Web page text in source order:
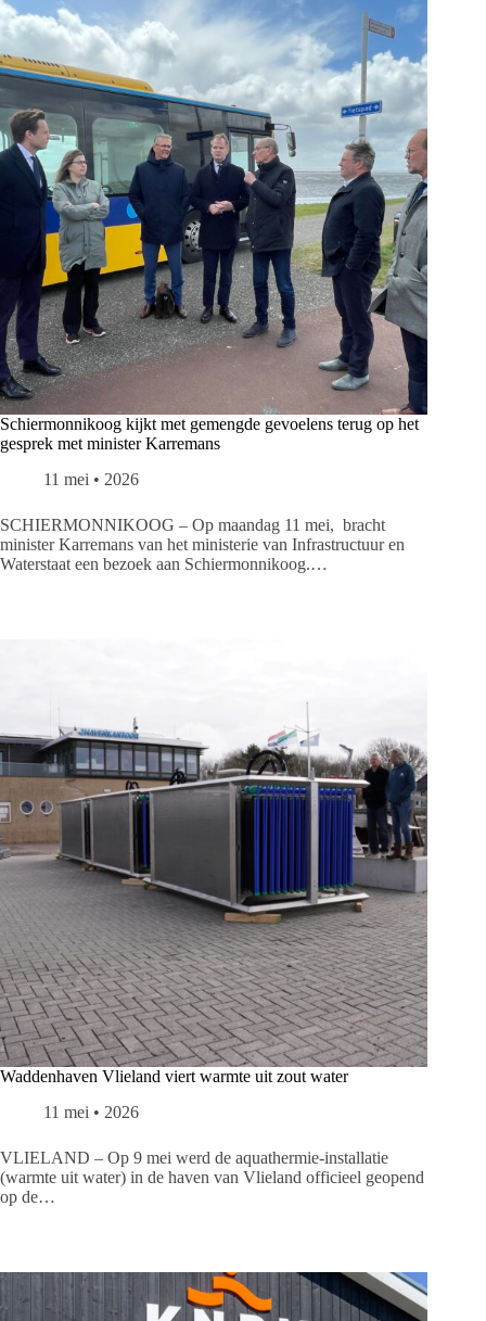
Schiermonnikoog kijkt met gemengde gevoelens terug op het
gesprek met minister Karremans
11 mei • 2026
SCHIERMONNIKOOG – Op maandag 11 mei, bracht
minister Karremans van het ministerie van Infrastructuur en
Waterstaat een bezoek aan Schiermonnikoog.…
Waddenhaven Vlieland viert warmte uit zout water
11 mei • 2026
VLIELAND – Op 9 mei werd de aquathermie-installatie
(warmte uit water) in de haven van Vlieland officieel geopend
op de…